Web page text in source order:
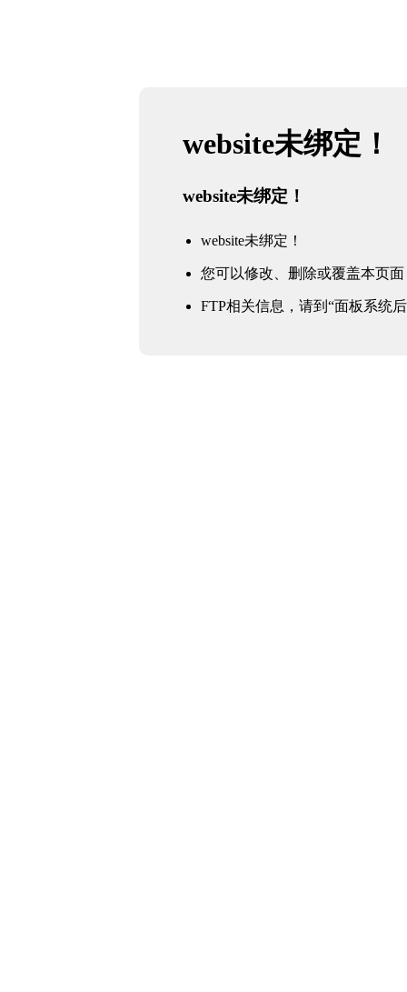
website未绑定！
website未绑定！
website未绑定！
您可以修改、删除或覆盖本页面
FTP相关信息，请到“面板系统